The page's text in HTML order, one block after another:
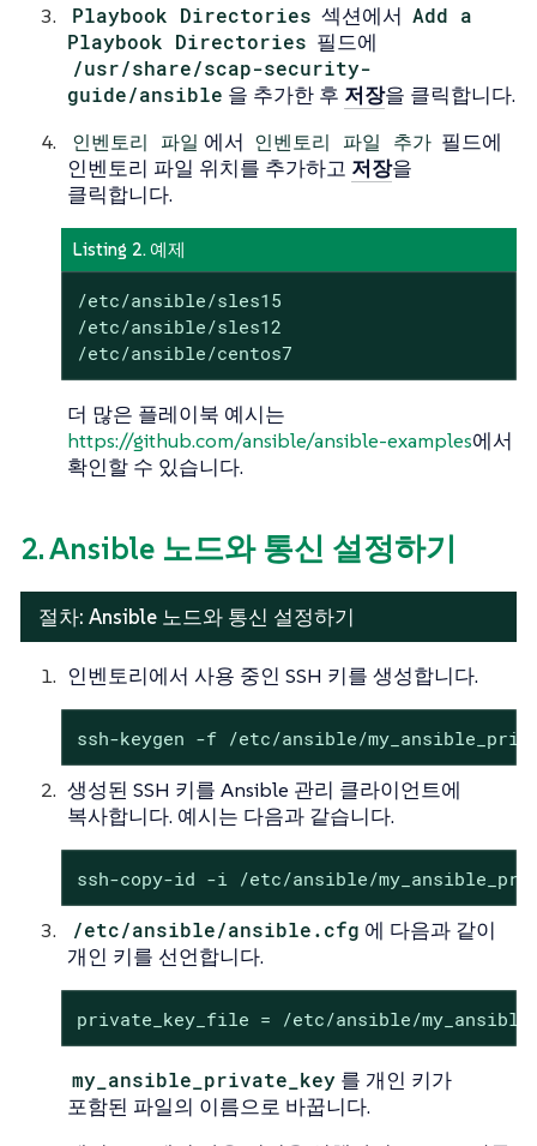
Playbook Directories 섹션에서 Add a
Playbook Directories 필드에
/usr/share/scap-security-
guide/ansible 을 추가한 후 저장을 클릭합니다.
인벤토리 파일 에서 인벤토리 파일 추가 필드에
인벤토리 파일 위치를 추가하고 저장을
클릭합니다.
Listing 2. 예제
/etc/ansible/sles15
/etc/ansible/sles12
/etc/ansible/centos7
더 많은 플레이북 예시는
https://github.com/ansible/ansible-examples에서
확인할 수 있습니다.
2. Ansible 노드와 통신 설정하기
절차: Ansible 노드와 통신 설정하기
인벤토리에서 사용 중인 SSH 키를 생성합니다.
ssh-keygen -f /etc/ansible/
생성된 SSH 키를 Ansible 관리 클라이언트에
복사합니다. 예시는 다음과 같습니다.
ssh-copy-id -i /etc/ansible/
/etc/ansible/ansible.cfg 에 다음과 같이
개인 키를 선언합니다.
private_key_file = /etc/ansible/
my_ansible_private_key 를 개인 키가
포함된 파일의 이름으로 바꿉니다.